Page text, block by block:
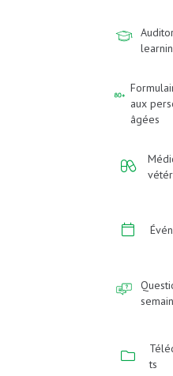
aux
âgées
ts